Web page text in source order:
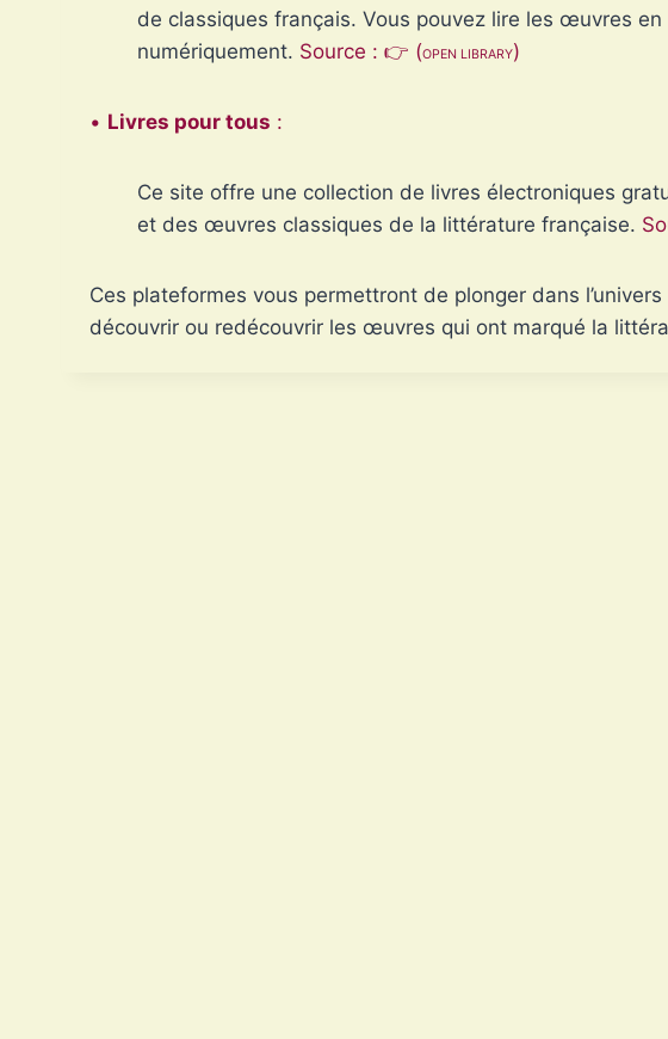
de classiques français. Vous pouvez lire les œuvres
numériquement. Source : 👉 (OPEN LIBRARY)
• Livres pour tous :
Ce site offre une collection de livres électroniques
et des œuvres classiques de la littérature française.
Ces plateformes vous permettront de plonger dans
découvrir ou redécouvrir les œuvres qui ont marqué la